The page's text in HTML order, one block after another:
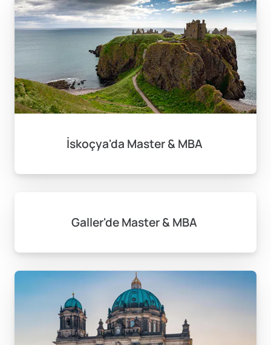
İskoçya'da Master & MBA
Galler'de Master & MBA